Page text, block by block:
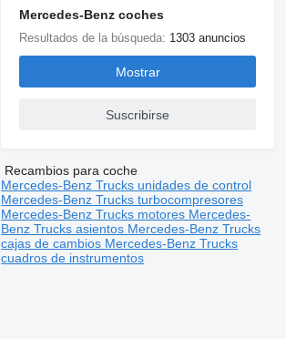
Mercedes-Benz coches
Resultados de la búsqueda: 1303 anuncios
Mostrar
Suscribirse
Recambios para coche
Mercedes-Benz Trucks unidades de control
Mercedes-Benz Trucks turbocompresores
Mercedes-Benz Trucks motores Mercedes-
Benz Trucks asientos Mercedes-Benz Trucks
cajas de cambios Mercedes-Benz Trucks
cuadros de instrumentos